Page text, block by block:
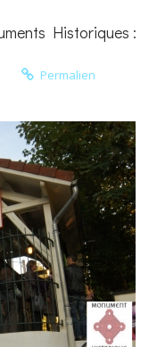
Historiques :
Permalien